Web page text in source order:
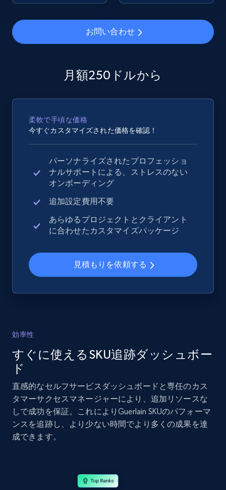
2.4K+ 200+ 今すぐ始める
Google Shopping - collects products from
web using keywords
URL, Product id, Title, Product description,
more.
Home Depot US
URL, Domain, Country code, Model number,
Sku, Product id, Product name, Manufacturer,
and more.
355+ 今すぐ始める
Sku, Product id, Product name, Manufacturer,
and more.
2.1K+ 355+ 今すぐ始める
Home Depot US - Discover products by
Sku, Product id, Product name, Manufacturer,
お問い合わせ
月額250ドルから
柔軟で手頃な価格
今すぐカスタマイズされた価格を確認！
パーソナライズされたプロフェッショ
ナルサポートによる、ストレスのない
オンボーディング
追加設定費用不要
あらゆるプロジェクトとクライアント
に合わせたカスタマイズパッケージ
見積もりを依頼する
効率性
すぐに使えるSKU追跡ダッシュボー
ド
直感的なセルフサービスダッシュボードと専任のカス
タマーサクセスマネージャーにより、追加リソースな
しで成功を保証。これによりGuerlain SKUのパフォーマ
ンスを追跡し、より少ない時間でより多くの成果を達
成できます。